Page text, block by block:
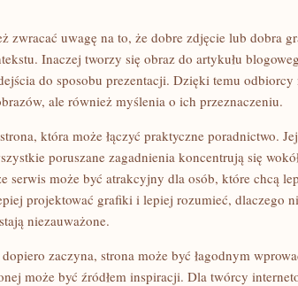
zwracać uwagę na to, że dobre zdjęcie lub dobra
Inaczej tworzy się obraz do artykułu
do sposobu prezentacji. Dzięki temu
ale również myślenia o ich przeznaczeniu.
która może łączyć praktyczne poradnictwo.
poruszane zagadnienia koncentrują się
serwis może być atrakcyjny dla osób, które chcą
projektować grafiki i lepiej rozumieć, dlaczego
niezauważone.
zaczyna, strona może być łagodnym
może być źródłem inspiracji. Dla twórcy